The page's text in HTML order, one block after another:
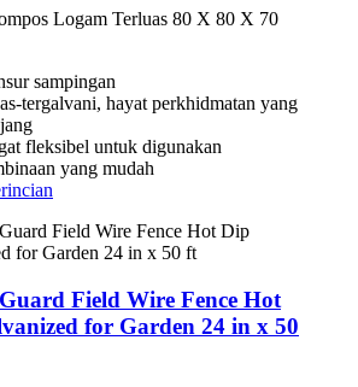
Logam Terluas 80 X 80 X 70
sampingan
tergalvani, hayat perkhidmatan yang
fleksibel untuk digunakan
yang mudah
Field Wire Fence Hot
for Garden 24 in x 50